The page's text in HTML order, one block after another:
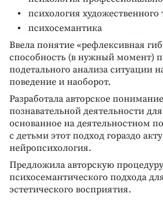
психология художественного
психосемантика
Ввела понятие «рефлексивная
способность (в нужный момент)
подетального анализа ситуации
поведение и наоборот.
Разработала авторское
познавательной деятельности
основанное на деятельностном
с детьми этот подход гораздо
нейропсихология.
Предложила авторскую
психосемантического подхода
эстетического восприятия.